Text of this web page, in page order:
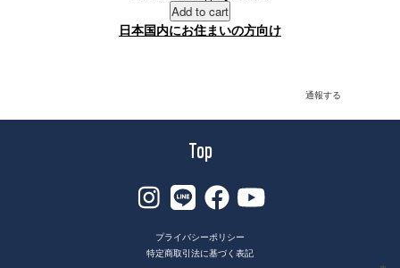
Add to cart
日本国内にお住まいの方向け
通報する
Top
プライバシーポリシー
特定商取引法に基づく表記